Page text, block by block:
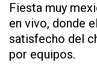
Fiesta muy
en vivo, donde
satisfecho del
por equipos.